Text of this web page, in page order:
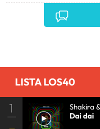
CONCIERTOS•LOS40•
•AGENDA
•PRISA MEDIA
COMUNICACIÓN•
LISTA LOS40
1
Shakira
Dai dai